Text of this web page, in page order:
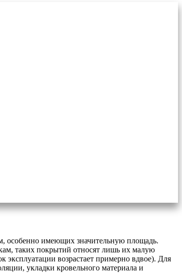
особенно имеющих значительную площадь.
таких покрытий относят лишь их малую
эксплуатации возрастает примерно вдвое). Для
укладки кровельного материала и